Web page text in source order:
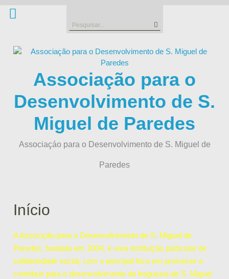
Search
Associação para o
Desenvolvimento de S.
Miguel de Paredes
Associaçáo para o Desenvolvimento de S. Miguel de
Paredes
Início
A Associção para o Desenvolvimento de S. Miguel de
Paredes, fundada em 2004, é uma instituição particular de
solidariedade social, com o principal foco em promover e
contribuir para o desenvolvimento da freguesia de S. Miguel